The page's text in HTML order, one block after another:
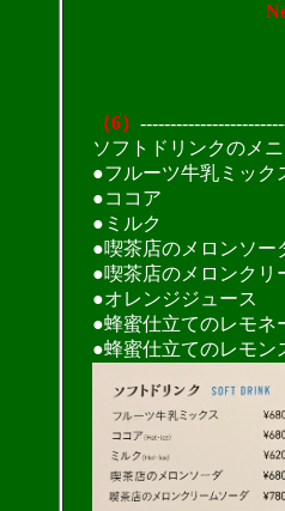
（6）
ソフトドリンクのメニ
●フルーツ牛乳
●ココ
●ミル
●喫茶店のメロ
●喫茶店のメロンク
●オレンジジ
●蜂蜜仕立てのレ
●蜂蜜仕立てのレモ